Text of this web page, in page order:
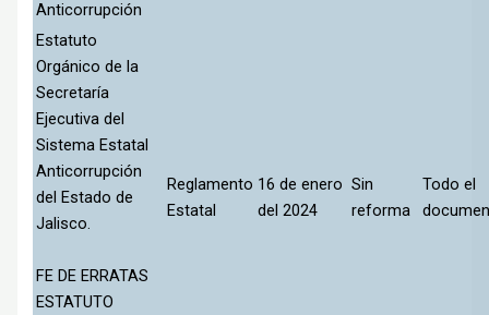
Anticorrupción
Estatuto
Orgánico de la
Secretaría
Ejecutiva del
Sistema Estatal
Anticorrupción
del Estado de
Jalisco.
FE DE ERRATAS
ESTATUTO
Reglamento
Estatal
16 de enero
del 2024
Sin
reforma
Todo el